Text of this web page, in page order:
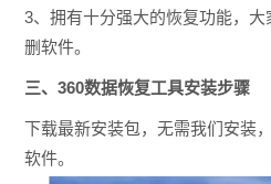
3、拥有十分强大的恢复功能，
删软件。
三、360数据恢复工具安装步骤
下载最新安装包，无需我们安装
软件。